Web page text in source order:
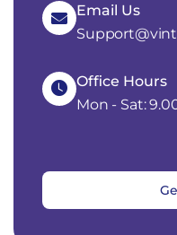
Email Us
Office Hours
Mon - Sat: